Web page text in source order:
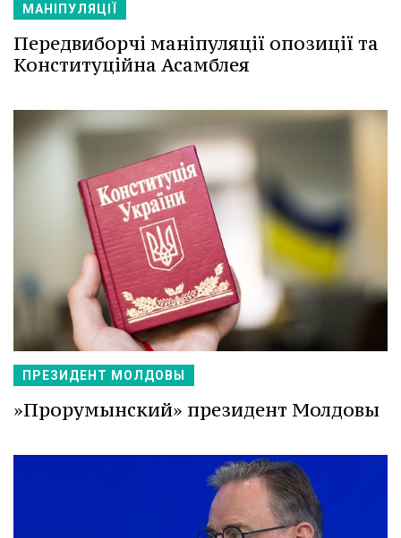
МАНІПУЛЯЦІЇ
Передвиборчі маніпуляції опозиції та
Конституційна Асамблея
ПРЕЗИДЕНТ МОЛДОВЫ
»Прорумынский» президент Молдовы